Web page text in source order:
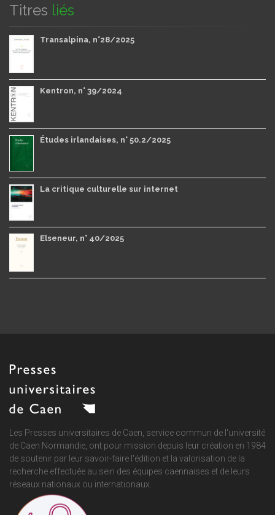
Titres liés
Transalpina, n°28/2025
Kentron, n° 39/2024
Études irlandaises, n° 50.2/2025
La critique culturelle sur internet
Elseneur, n° 40/2025
Les Presses universitaires de Caen, service commun de l'université
de Caen Normandie , ont pour mission depuis leur création en 1984
de soutenir par leur savoir-faire l'édition et la valorisation de la
recherche effectuée au sein des équipes caennaises et de leurs
réseaux nationaux ou internationaux.